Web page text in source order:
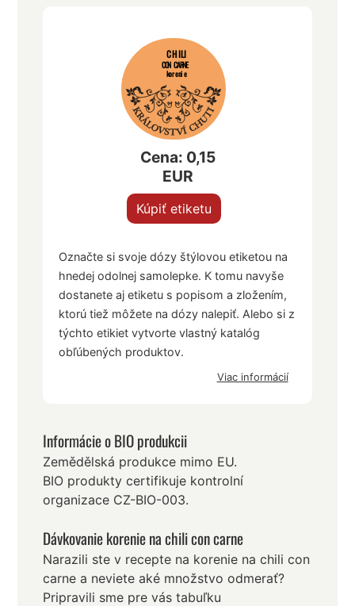
CHILI
CON CARNE
korenie
Cena: 0,15
EUR
Kúpiť etiketu
Označte si svoje dózy štýlovou etiketou na
hnedej odolnej samolepke. K tomu navyše
dostanete aj etiketu s popisom a zložením,
ktorú tiež môžete na dózy nalepiť. Alebo si z
týchto etikiet vytvorte vlastný katalóg
obľúbených produktov.
Viac informácií
Informácie o BIO produkcii
Zemědělská produkce mimo EU.
BIO produkty certifikuje kontrolní
organizace CZ-BIO-003.
Dávkovanie korenie na chili con carne
Narazili ste v recepte na korenie na chili con
carne a neviete aké množstvo odmerať?
Pripravili sme pre vás tabuľku